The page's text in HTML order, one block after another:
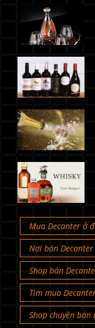
Mua Decanter ở
Nơi bán
Shop bán
Tìm mua
Shop chuyên bán